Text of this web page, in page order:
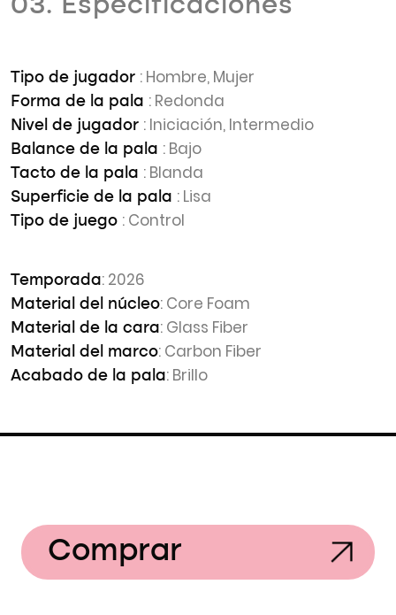
03. Especificaciones
Tipo de jugador : Hombre, Mujer
Forma de la pala : Redonda
Nivel de jugador : Iniciación, Intermedio
Balance de la pala : Bajo
Tacto de la pala : Blanda
Superficie de la pala : Lisa
Tipo de juego : Control
Temporada: 2026
Material del núcleo: Core Foam
Material de la cara: Glass Fiber
Material del marco: Carbon Fiber
Acabado de la pala: Brillo
Comprar